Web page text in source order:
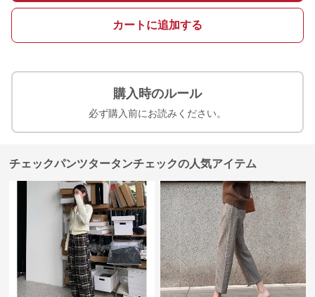
カートに追加する
購入時のルール
必ず購入前にお読みください。
チェックパンツタータンチェックの人気アイテム